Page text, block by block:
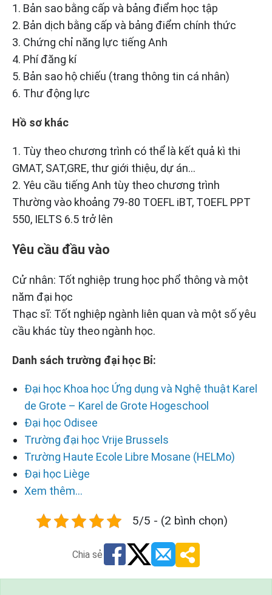
1. Bản sao bằng cấp và bảng điểm học tập
2. Bản dịch bằng cấp và bảng điểm chính thức
3. Chứng chỉ năng lực tiếng Anh
4. Phí đăng kí
5. Bản sao hộ chiếu (trang thông tin cá nhân)
6. Thư động lực
Hồ sơ khác
1. Tùy theo chương trình có thể là kết quả kì thi
GMAT, SAT,GRE, thư giới thiệu, dự án…
2. Yêu cầu tiếng Anh tùy theo chương trình
Thường vào khoảng 79-80 TOEFL iBT, TOEFL PPT
550, IELTS 6.5 trở lên
Yêu cầu đầu vào
Cử nhân: Tốt nghiệp trung học phổ thông và một
năm đại học
Thạc sĩ: Tốt nghiệp ngành liên quan và một số yêu
cầu khác tùy theo ngành học.
Danh sách trường đại học Bỉ:
Đại học Khoa học Ứng dụng và Nghệ thuật Karel
de Grote – Karel de Grote Hogeschool
Đại học Odisee
Trường đại học Vrije Brussels
Trường Haute Ecole Libre Mosane (HELMo)
Đại học Liège
Xem thêm...
5/5 - (2 bình chọn)
Chia sẻ